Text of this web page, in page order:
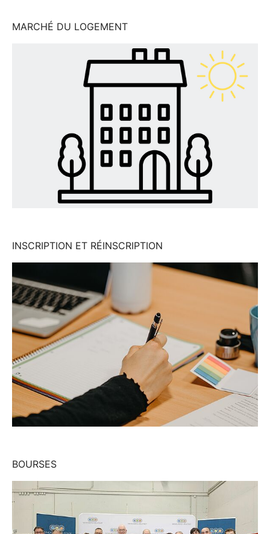
MARCHÉ DU LOGEMENT
INSCRIPTION ET RÉINSCRIPTION
BOURSES